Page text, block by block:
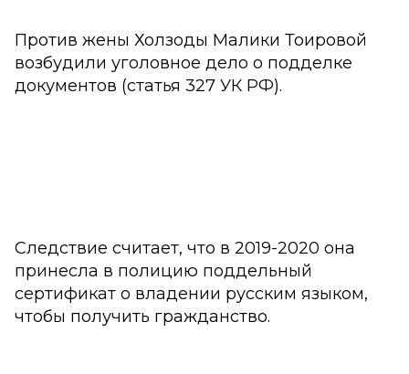
Против жены Холзоды Малики Тоировой
возбудили уголовное дело о подделке
документов (статья 327 УК РФ).
Следствие считает, что в 2019-2020 она
принесла в полицию поддельный
сертификат о владении русским языком,
чтобы получить гражданство.